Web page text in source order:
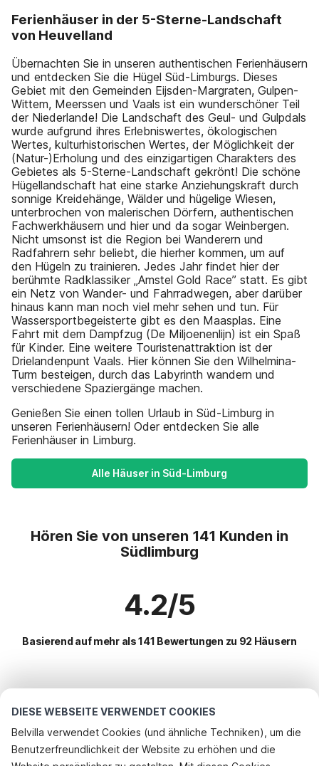
DIESE WEBSEITE VERWENDET COOKIES
Belvilla verwendet Cookies (und ähnliche Techniken), um die
Benutzerfreundlichkeit der Website zu erhöhen und die
Ferienhäuser in der 5-Sterne-Landschaft
von Heuvelland
Übernachten Sie in unseren authentischen Ferienhäusern
und entdecken Sie die Hügel Süd-Limburgs. Dieses
Gebiet mit den Gemeinden Eijsden-Margraten, Gulpen-
Wittem, Meerssen und Vaals ist ein wunderschöner Teil
der Niederlande! Die Landschaft des Geul- und Gulpdals
wurde aufgrund ihres Erlebniswertes, ökologischen
Wertes, kulturhistorischen Wertes, der Möglichkeit der
(Natur-)Erholung und des einzigartigen Charakters des
Gebietes als 5-Sterne-Landschaft gekrönt! Die schöne
Hügellandschaft hat eine starke Anziehungskraft durch
sonnige Kreidehänge, Wälder und hügelige Wiesen,
unterbrochen von malerischen Dörfern, authentischen
Fachwerkhäusern und hier und da sogar Weinbergen.
Nicht umsonst ist die Region bei Wanderern und
Radfahrern sehr beliebt, die hierher kommen, um auf
den Hügeln zu trainieren. Jedes Jahr findet hier der
berühmte Radklassiker „Amstel Gold Race” statt. Es gibt
ein Netz von Wander- und Fahrradwegen, aber darüber
hinaus kann man noch viel mehr sehen und tun. Für
Wassersportbegeisterte gibt es den Maasplas. Eine
Fahrt mit dem Dampfzug (De Miljoenenlijn) ist ein Spaß
für Kinder. Eine weitere Touristenattraktion ist der
Drielandenpunt Vaals. Hier können Sie den Wilhelmina-
Turm besteigen, durch das Labyrinth wandern und
verschiedene Spaziergänge machen.
Genießen Sie einen tollen Urlaub in Süd-Limburg in
unseren Ferienhäusern! Oder entdecken Sie alle
Ferienhäuser in Limburg.
Alle Häuser in Süd-Limburg
Hören Sie von unseren 141 Kunden in
Südlimburg
4.2/5
Basierend auf mehr als 141 Bewertungen zu 92 Häusern
Beliebte Ausstattungen für Urlaub in Südlimburg
Ferienhaus auf einem Ferienpark
Top-Regionen mit Top-Annehmlichkeiten für den Urlaub